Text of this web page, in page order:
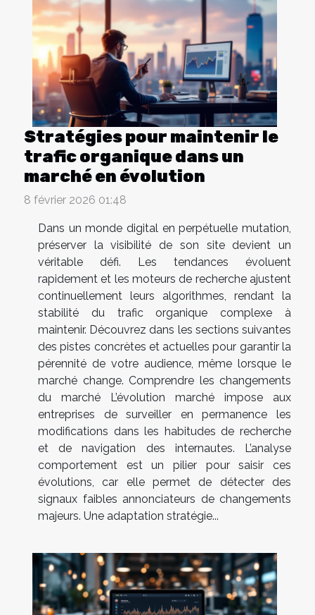
Stratégies pour maintenir le
trafic organique dans un
marché en évolution
8 février 2026 01:48
Dans un monde digital en perpétuelle mutation,
préserver la visibilité de son site devient un
véritable défi. Les tendances évoluent
rapidement et les moteurs de recherche ajustent
continuellement leurs algorithmes, rendant la
stabilité du trafic organique complexe à
maintenir. Découvrez dans les sections suivantes
des pistes concrètes et actuelles pour garantir la
pérennité de votre audience, même lorsque le
marché change. Comprendre les changements
du marché L’évolution marché impose aux
entreprises de surveiller en permanence les
modifications dans les habitudes de recherche
et de navigation des internautes. L’analyse
comportement est un pilier pour saisir ces
évolutions, car elle permet de détecter des
signaux faibles annonciateurs de changements
majeurs. Une adaptation stratégie...